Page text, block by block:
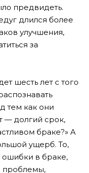
предвидеть.
длился более
улучшения,
за
шесть лет с того
тем как они
— долгий срок,
браке?» А
ущерб. То,
ошибки в браке,
проблемы,